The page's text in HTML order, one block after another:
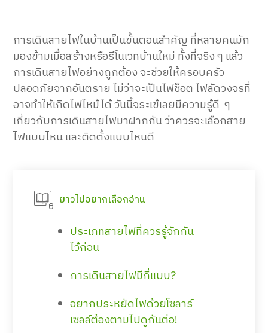
การเดินสายไฟในบ้านเป็นขั้นตอนสำคัญ ที่หลายคนมัก
มองข้ามเมื่อสร้างหรือรีโนเวทบ้านใหม่ ทั้งที่จริง ๆ แล้ว
การเดินสายไฟอย่างถูกต้อง จะช่วยให้ครอบครัว
ปลอดภัยจากอันตราย ไม่ว่าจะเป็นไฟช็อต ไฟลัดวงจรที่
อาจทำให้เกิดไฟไหม้ได้ วันนี้จระเข้เลยมีความรู้ดี ๆ
เกี่ยวกับการเดินสายไฟมาฝากกัน ว่าควรจะเลือกสาย
ไฟแบบไหน และติดตั้งแบบไหนดี
ยาวไปอยากเลือกอ่าน
ประเภทสายไฟที่ควรรู้จักกัน
ไว้ก่อน
การเดินสายไฟมีกี่แบบ?
อยากประหยัดไฟด้วยโซลาร์
เซลล์ต้องตามไปดูกันต่อ!